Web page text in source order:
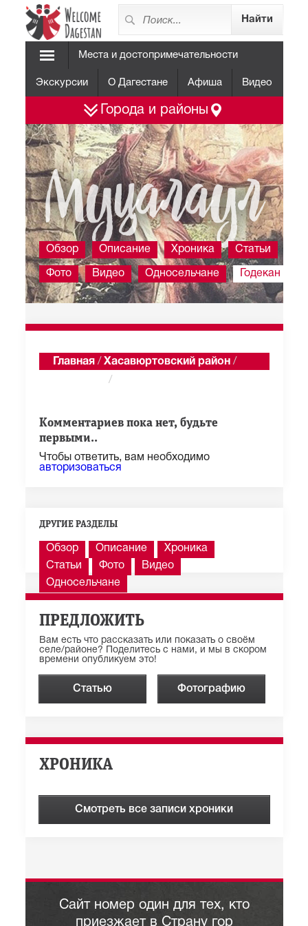
Места и достопримечательности
Экскурсии О Дагестане Афиша Видео
Города и районы
Муцалаул
Обзор Описание Хроника Статьи
Фото Видео Односельчане Годекан
Главная / Хасавюртовский район /
/
Показать последние 100 из 1 285 сообщений
Комментариев пока нет, будьте
первыми..
Чтобы ответить, вам необходимо
авторизоваться
ДРУГИЕ РАЗДЕЛЫ
Обзор Описание
Хроника
Статьи
Фото
Видео
Односельчане
ПРЕДЛОЖИТЬ
Вам есть что рассказать или показать о своём
селе/районе? Поделитесь с нами, и мы в скором
времени опубликуем это!
Статью Фотографию
ХРОНИКА
Смотреть все записи хроники
Сайт номер один для тех, кто
приезжает в Страну гор